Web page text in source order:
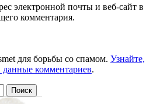
электронной почты и веб-сайт в
комментария.
для борьбы со спамом. Узнайте,
комментариев.